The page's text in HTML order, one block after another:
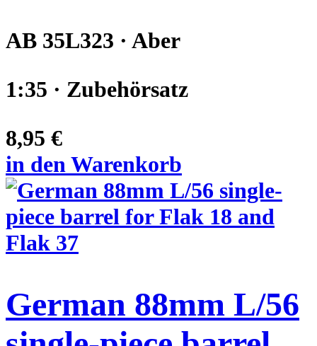
AB 35L323 · Aber
1:35 · Zubehörsatz
8,95 €
in den Warenkorb
German 88mm L/56